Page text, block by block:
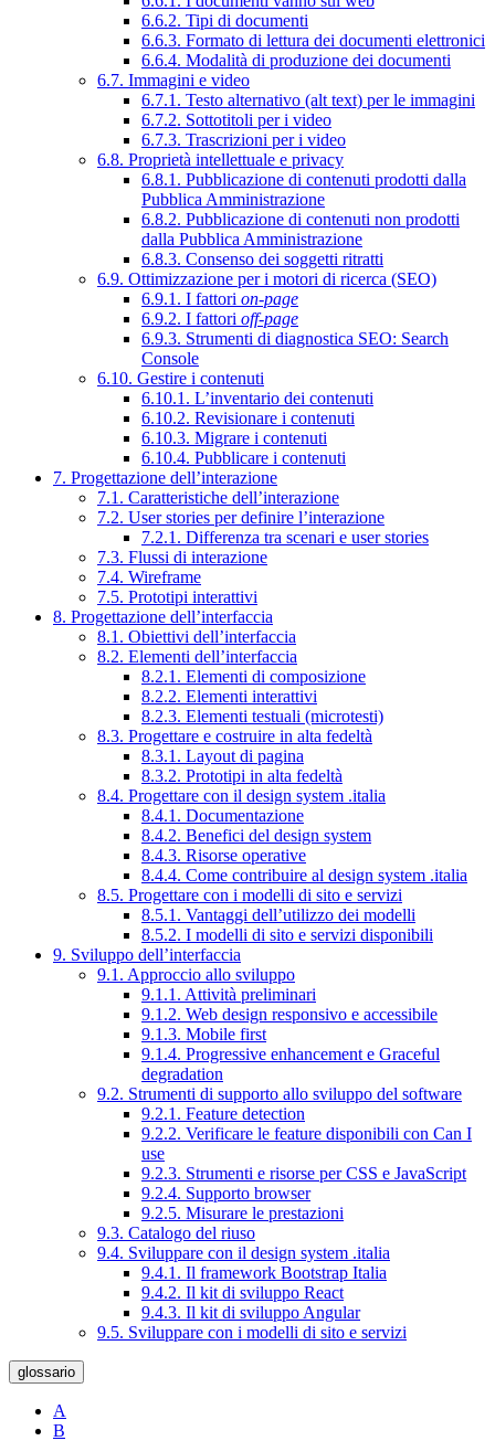
6.6.2. Tipi di documenti
6.6.3. Formato di lettura dei documenti elettronici
6.6.4. Modalità di produzione dei documenti
6.7. Immagini e video
6.7.1. Testo alternativo (alt text) per le immagini
6.7.2. Sottotitoli per i video
6.7.3. Trascrizioni per i video
6.8. Proprietà intellettuale e privacy
6.8.1. Pubblicazione di contenuti prodotti dalla
Pubblica Amministrazione
6.8.2. Pubblicazione di contenuti non prodotti
dalla Pubblica Amministrazione
6.8.3. Consenso dei soggetti ritratti
6.9. Ottimizzazione per i motori di ricerca (SEO)
6.9.1. I fattori on-page
6.9.2. I fattori off-page
6.9.3. Strumenti di diagnostica SEO: Search
Console
6.10. Gestire i contenuti
6.10.1. L’inventario dei contenuti
6.10.2. Revisionare i contenuti
6.10.3. Migrare i contenuti
6.10.4. Pubblicare i contenuti
7. Progettazione dell’interazione
7.1. Caratteristiche dell’interazione
7.2. User stories per definire l’interazione
7.2.1. Differenza tra scenari e user stories
7.3. Flussi di interazione
7.4. Wireframe
7.5. Prototipi interattivi
8. Progettazione dell’interfaccia
8.1. Obiettivi dell’interfaccia
8.2. Elementi dell’interfaccia
8.2.1. Elementi di composizione
8.2.2. Elementi interattivi
8.2.3. Elementi testuali (microtesti)
8.3. Progettare e costruire in alta fedeltà
8.3.1. Layout di pagina
8.3.2. Prototipi in alta fedeltà
8.4. Progettare con il design system .italia
8.4.1. Documentazione
8.4.2. Benefici del design system
8.4.3. Risorse operative
8.4.4. Come contribuire al design system .italia
8.5. Progettare con i modelli di sito e servizi
8.5.1. Vantaggi dell’utilizzo dei modelli
8.5.2. I modelli di sito e servizi disponibili
9. Sviluppo dell’interfaccia
9.1. Approccio allo sviluppo
9.1.1. Attività preliminari
9.1.2. Web design responsivo e accessibile
9.1.3. Mobile first
9.1.4. Progressive enhancement e Graceful
degradation
9.2. Strumenti di supporto allo sviluppo del software
9.2.1. Feature detection
9.2.2. Verificare le feature disponibili con Can I
use
9.2.3. Strumenti e risorse per CSS e JavaScript
9.2.4. Supporto browser
9.2.5. Misurare le prestazioni
9.3. Catalogo del riuso
9.4. Sviluppare con il design system .italia
9.4.1. Il framework Bootstrap Italia
9.4.2. Il kit di sviluppo React
9.4.3. Il kit di sviluppo Angular
9.5. Sviluppare con i modelli di sito e servizi
glossario
A
B